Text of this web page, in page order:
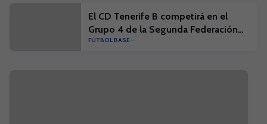
El CD Tenerife B competirá en el
Grupo 4 de la Segunda Federación
26/27
FÚTBOL BASE